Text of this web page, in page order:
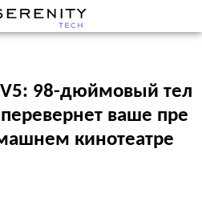
V5: 98-дюймовый тел
ваше пре
кинотеатре